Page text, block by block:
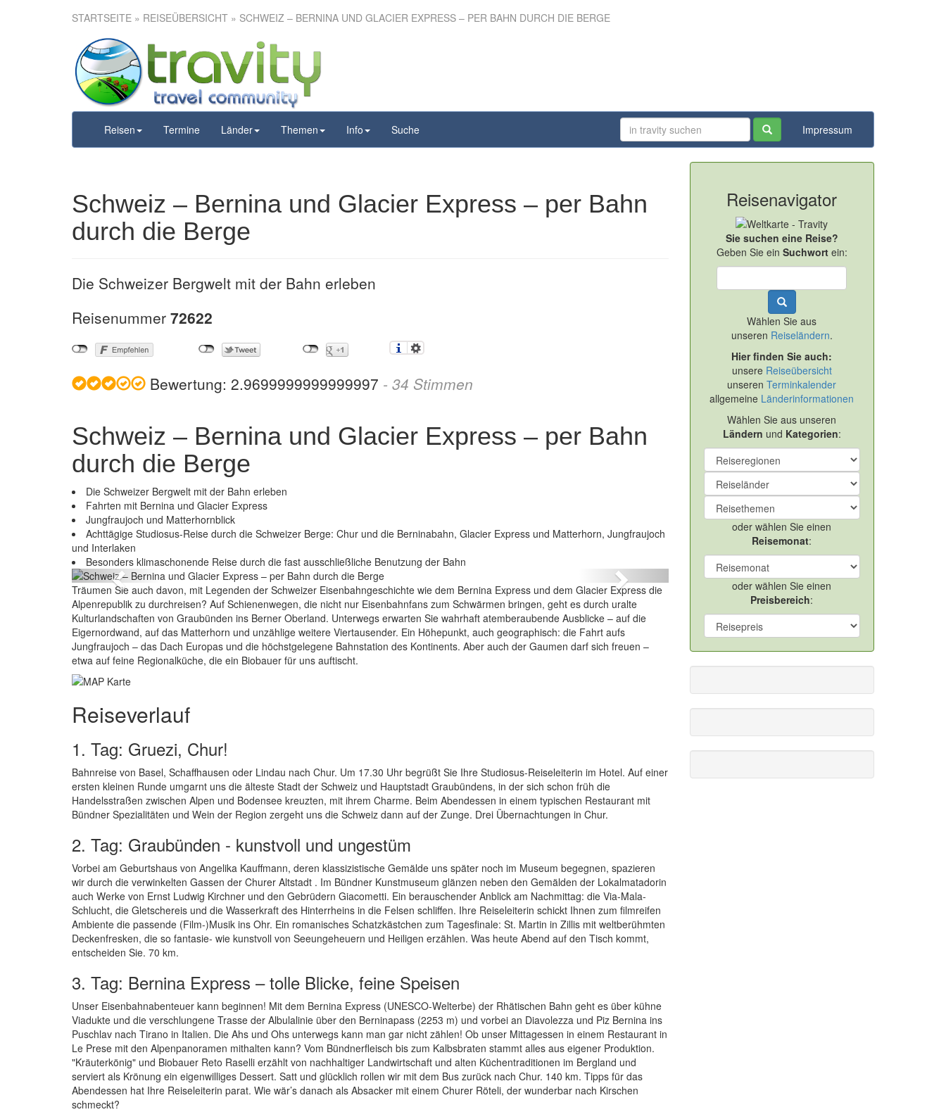
STARTSEITE » REISEÜBERSICHT » SCHWEIZ – BERNINA UND GLACIER EXPRESS – PER BAHN DURCH DIE BERGE
Reisen Termine Länder Themen Info Suche Impressum
Schweiz – Bernina und Glacier
Express – per Bahn durch die Berge
Schweiz – Bernina und Glacier Express – per Bahn
durch die Berge
Die Schweizer Bergwelt mit der Bahn erleben
Reisenummer 72622
Bewertung: 2.9699999999999997 - 34 Stimmen
Schweiz – Bernina und Glacier Express – per Bahn
durch die Berge
Die Schweizer Bergwelt mit der Bahn erleben
Fahrten mit Bernina und Glacier Express
Jungfraujoch und Matterhornblick
Achttägige Studiosus-Reise durch die Schweizer Berge: Chur und die Berninabahn, Glacier Express und Matterhorn, Jungfraujoch
und Interlaken
Besonders klimaschonende Reise durch die fast ausschließliche Benutzung der Bahn
Schweiz – Bernina und Glacier Express – per Bahn durch die Berge
Previous Next
Träumen Sie auch davon, mit Legenden der Schweizer Eisenbahngeschichte wie dem Bernina Express und dem Glacier Express die
Alpenrepublik zu durchreisen? Auf Schienenwegen, die nicht nur Eisenbahnfans zum Schwärmen bringen, geht es durch uralte
Kulturlandschaften von Graubünden ins Berner Oberland. Unterwegs erwarten Sie wahrhaft atemberaubende Ausblicke – auf die
Eigernordwand, auf das Matterhorn und unzählige weitere Viertausender. Ein Höhepunkt, auch geographisch: die Fahrt aufs
Jungfraujoch – das Dach Europas und die höchstgelegene Bahnstation des Kontinents. Aber auch der Gaumen darf sich freuen –
etwa auf feine Regionalküche, die ein Biobauer für uns auftischt.
Reiseverlauf
1. Tag: Gruezi, Chur!
Bahnreise von Basel, Schaffhausen oder Lindau nach Chur. Um 17.30 Uhr begrüßt Sie Ihre Studiosus-Reiseleiterin im Hotel. Auf einer
ersten kleinen Runde umgarnt uns die älteste Stadt der Schweiz und Hauptstadt Graubündens, in der sich schon früh die
Handelsstraßen zwischen Alpen und Bodensee kreuzten, mit ihrem Charme. Beim Abendessen in einem typischen Restaurant mit
Bündner Spezialitäten und Wein der Region zergeht uns die Schweiz dann auf der Zunge. Drei Übernachtungen in Chur.
2. Tag: Graubünden - kunstvoll und ungestüm
Vorbei am Geburtshaus von Angelika Kauffmann, deren klassizistische Gemälde uns später noch im Museum begegnen, spazieren
wir durch die verwinkelten Gassen der Churer Altstadt . Im Bündner Kunstmuseum glänzen neben den Gemälden der Lokalmatadorin
auch Werke von Ernst Ludwig Kirchner und den Gebrüdern Giacometti. Ein berauschender Anblick am Nachmittag: die Via-Mala-
Schlucht, die Gletschereis und die Wasserkraft des Hinterrheins in die Felsen schliffen. Ihre Reiseleiterin schickt Ihnen zum filmreifen
Ambiente die passende (Film-)Musik ins Ohr. Ein romanisches Schatzkästchen zum Tagesfinale: St. Martin in Zillis mit weltberühmten
Deckenfresken, die so fantasie- wie kunstvoll von Seeungeheuern und Heiligen erzählen. Was heute Abend auf den Tisch kommt,
entscheiden Sie. 70 km.
3. Tag: Bernina Express – tolle Blicke, feine Speisen
Unser Eisenbahnabenteuer kann beginnen! Mit dem Bernina Express (UNESCO-Welterbe) der Rhätischen Bahn geht es über kühne
Viadukte und die verschlungene Trasse der Albulalinie über den Berninapass (2253 m) und vorbei an Diavolezza und Piz Bernina ins
Puschlav nach Tirano in Italien. Die Ahs und Ohs unterwegs kann man gar nicht zählen! Ob unser Mittagessen in einem Restaurant in
Le Prese mit den Alpenpanoramen mithalten kann? Vom Bündnerfleisch bis zum Kalbsbraten stammt alles aus eigener Produktion.
"Kräuterkönig" und Biobauer Reto Raselli erzählt von nachhaltiger Landwirtschaft und alten Küchentraditionen im Bergland und
serviert als Krönung ein eigenwilliges Dessert. Satt und glücklich rollen wir mit dem Bus zurück nach Chur. 140 km. Tipps für das
Abendessen hat Ihre Reiseleiterin parat. Wie wär’s danach als Absacker mit einem Churer Röteli, der wunderbar nach Kirschen
schmeckt?
Reisenavigator
Sie suchen eine Reise?
Geben Sie ein Suchwortein:
Wählen Sie aus
unseren Reiseländern.
Hier finden Sie auch:
unsere Reiseübersicht
unserenTerminkalender
allgemeine Länderinformationen
Wählen Sie aus unseren
Ländern und Kategorien:
oder wählen Sie einen
Reisemonat:
oder wählen Sie einen
Preisbereich: